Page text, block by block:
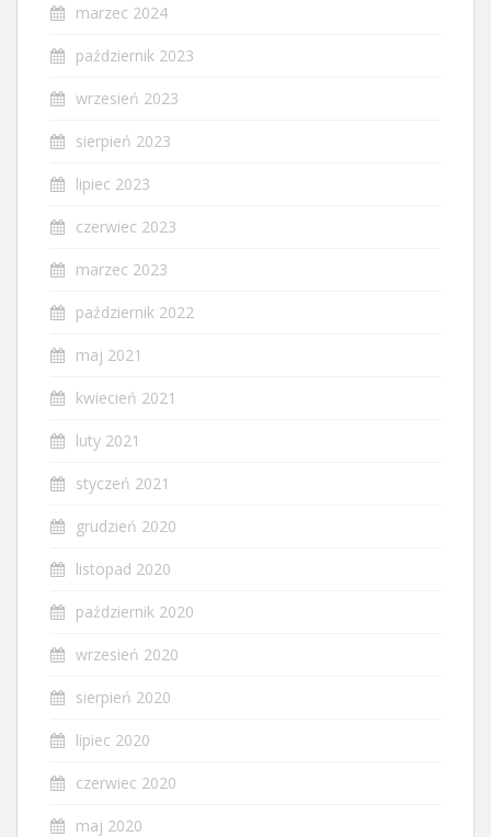
marzec 2024
październik 2023
wrzesień 2023
sierpień 2023
lipiec 2023
czerwiec 2023
marzec 2023
październik 2022
maj 2021
kwiecień 2021
luty 2021
styczeń 2021
grudzień 2020
listopad 2020
październik 2020
wrzesień 2020
sierpień 2020
lipiec 2020
czerwiec 2020
maj 2020